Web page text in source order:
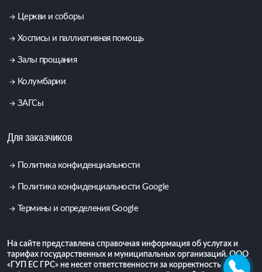
Церкви и соборы
Хосписы и паллиативная помощь
Залы прощания
Колумбарии
ЗАГСы
Для заказчиков
Политика конфиденциальности
Политика конфиденциальности Google
Термины и определения Google
На сайте представлена справочная информация об услугах и
тарифах государственных и муниципальных организаций. ООО
«ГУП ЕС ГРС» не несет ответственности за корректность